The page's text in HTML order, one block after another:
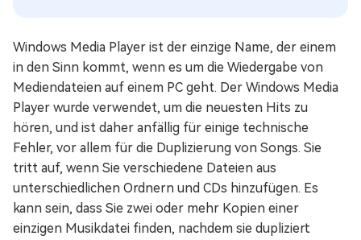
Windows Media Player ist der einzige Name, der einem
in den Sinn kommt, wenn es um die Wiedergabe von
Mediendateien auf einem PC geht. Der Windows Media
Player wurde verwendet, um die neuesten Hits zu
hören, und ist daher anfällig für einige technische
Fehler, vor allem für die Duplizierung von Songs. Sie
tritt auf, wenn Sie verschiedene Dateien aus
unterschiedlichen Ordnern und CDs hinzufügen. Es
kann sein, dass Sie zwei oder mehr Kopien einer
einzigen Musikdatei finden, nachdem sie dupliziert